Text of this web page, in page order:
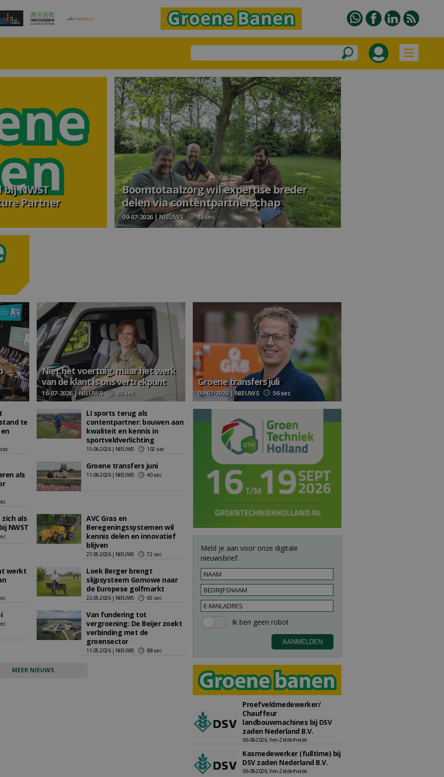
NWST
Partner
Boomtotaalzorg wil expertise breder
delen via contentpartnerschap
09-07-2026 | NIEUWS 48 sec
Niet het voertuig, maar het werk
van de klant is ons vertrekpunt
16-07-2026 | NIEUWS 80 sec
Groene transfers juli
09-07-2026 | NIEUWS 56 sec
te
LI sports terug als
contentpartner: bouwen aan
kwaliteit en kennis in
sportveldverlichting
15-06-2026 | NIEUWS 102 sec
als
Groene transfers juni
11-06-2026 | NIEUWS 40 sec
als
NWST
AVC Gras en
Beregeningssystemen wil
kennis delen en innovatief
blijven
27-05-2026 | NIEUWS 72 sec
werkt
Loek Berger brengt
slijpsysteem Gomowe naar
de Europese golfmarkt
22-05-2026 | NIEUWS 65 sec
Van fundering tot
vergroening: De Beijer zoekt
verbinding met de
groensector
11-05-2026 | NIEUWS 88 sec
MEER NIEUWS
Meld je aan voor onze digitale
nieuwsbrief.
Proefveldmedewerker/
Chauffeur
landbouwmachines bij DSV
zaden Nederland B.V.
06-08-2026, Ven-Zelderheide
Kasmedewerker (fulltime) bij
DSV zaden Nederland B.V.
06-08-2026, Ven-Zelderheide